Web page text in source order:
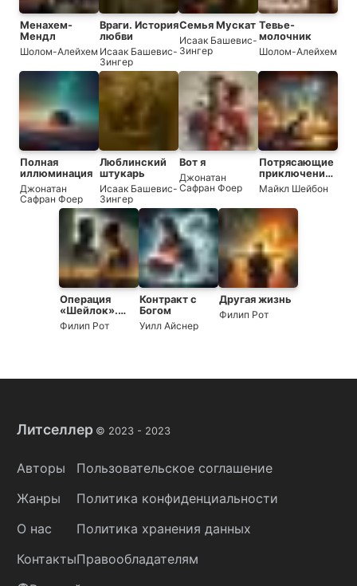
Менахем-
Мендл
Шолом-Алейхем
Враги. История
любви
Исаак Башевис-
Зингер
Семья Мускат
Исаак Башевис-
Зингер
Тевье-
молочник
Шолом-Алейхем
Полная
иллюминация
Джонатан
Сафран Фоер
Люблинский
штукарь
Исаак Башевис-
Зингер
Вот я
Джонатан
Сафран Фоер
Потрясающие
приключения
Кавалера &
Клея
Майкл Шейбон
Операция
«Шейлок».
Признание
Филип Рот
Контракт с
Богом
Уилл Айснер
Другая жизнь
Филип Рот
Литселлер © 2023 - 2023
Авторы
Жанры
О нас
Контакты
Пользовательское соглашение
Политика конфиденциальности
Политика хранения данных
Правообладателям